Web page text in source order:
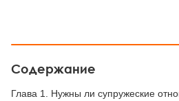
Содержание
Глава 1. Нужны ли супружеские